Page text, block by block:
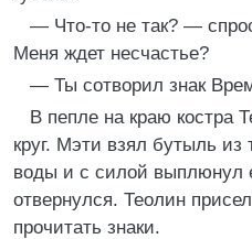
— Что-то не так? —
Меня ждет несчастье?
— Ты сотворил знак
В пепле на краю костра
круг. Мэти взял бутыль
воды и с силой выплюнул
отвернулся. Теолин
прочитать знаки.